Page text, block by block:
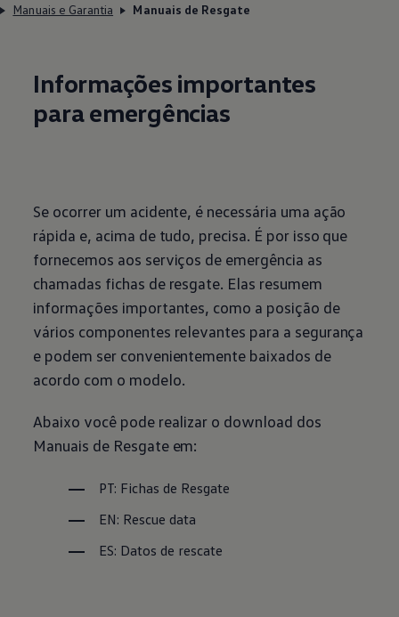
Manuais e Garantia
Manuais de Resgate
Informações importantes
para emergências
Se ocorrer um acidente, é necessária uma ação
rápida e, acima de tudo, precisa. É por isso que
fornecemos aos serviços de emergência as
chamadas fichas de resgate. Elas resumem
informações importantes, como a posição de
vários componentes relevantes para a segurança
e podem ser convenientemente baixados de
acordo com o modelo.
Abaixo você pode realizar o download dos
Manuais de Resgate em:
PT: Fichas de Resgate
EN: Rescue data
ES: Datos de rescate